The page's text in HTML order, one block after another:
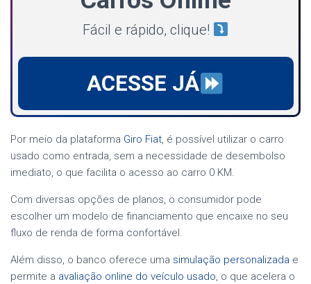
Fácil e rápido, clique!
ACESSE JÁ
Por meio da plataforma Giro Fiat, é possível utilizar o carro
usado como entrada, sem a necessidade de desembolso
imediato, o que facilita o acesso ao carro 0 KM.
Com diversas opções de planos, o consumidor pode
escolher um modelo de financiamento que encaixe no seu
fluxo de renda de forma confortável.
Além disso, o banco oferece uma simulação personalizada e
permite a avaliação online do veículo usado, o que acelera o